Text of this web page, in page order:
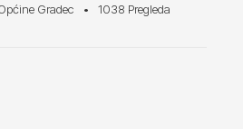
Gradec 1038 Pregleda